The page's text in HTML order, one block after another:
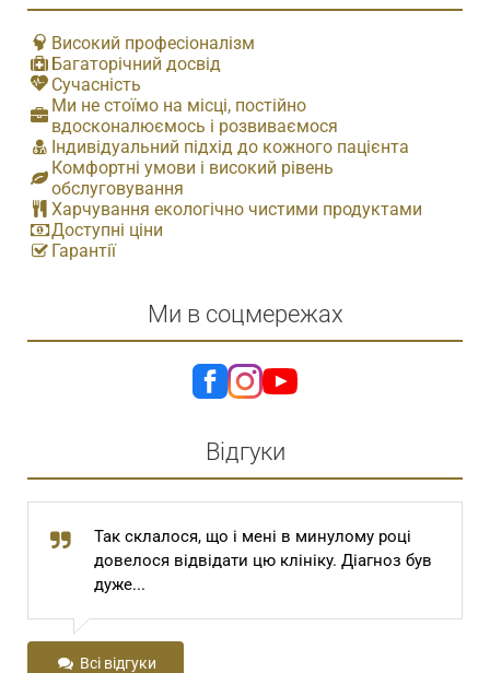
Високий професіоналізм
Багаторічний досвід
Сучасність
Ми не стоїмо на місці, постійно
вдосконалюємось і розвиваємося
Індивідуальний підхід до кожного пацієнта
Комфортні умови і високий рівень
обслуговування
Харчування екологічно чистими продуктами
Доступні ціни
Гарантії
Ми в соцмережах
Відгуки
в минулому році
Діагноз був
Шановний Степан Томович та
Степанович! Сам Господь Бог
Всі відгуки